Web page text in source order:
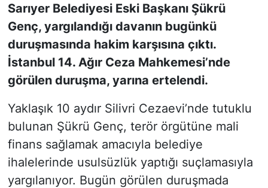
Sarıyer Belediyesi Eski Başkanı Şükrü
Genç, yargılandığı davanın bugünkü
duruşmasında hakim karşısına çıktı.
İstanbul 14. Ağır Ceza Mahkemesi’nde
görülen duruşma, yarına ertelendi.
Yaklaşık 10 aydır Silivri Cezaevi’nde tutuklu
bulunan Şükrü Genç, terör örgütüne mali
finans sağlamak amacıyla belediye
ihalelerinde usulsüzlük yaptığı suçlamasıyla
yargılanıyor. Bugün görülen duruşmada
SİYASET
SON DAKİKA HABERİ
SPOR
TEKNOLOJİ
TÜRKİYE VE DÜNYA GÜNDEMİ
VİDEO GALERİ